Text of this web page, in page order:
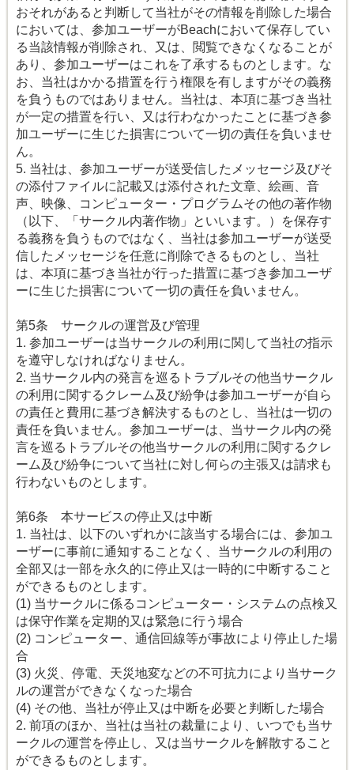
おそれがあると判断して当社がその情報を削除した場合
においては、参加ユーザーがBeachにおいて保存してい
る当該情報が削除され、又は、閲覧できなくなることが
あり、参加ユーザーはこれを了承するものとします。な
お、当社はかかる措置を行う権限を有しますがその義務
を負うものではありません。当社は、本項に基づき当社
が一定の措置を行い、又は行わなかったことに基づき参
加ユーザーに生じた損害について一切の責任を負いませ
ん。
5. 当社は、参加ユーザーが送受信したメッセージ及びそ
の添付ファイルに記載又は添付された文章、絵画、音
声、映像、コンピューター・プログラムその他の著作物
（以下、「サークル内著作物」といいます。）を保存す
る義務を負うものではなく、当社は参加ユーザーが送受
信したメッセージを任意に削除できるものとし、当社
は、本項に基づき当社が行った措置に基づき参加ユーザ
ーに生じた損害について一切の責任を負いません。
第5条 サークルの運営及び管理
1. 参加ユーザーは当サークルの利用に関して当社の指示
を遵守しなければなりません。
2. 当サークル内の発言を巡るトラブルその他当サークル
の利用に関するクレーム及び紛争は参加ユーザーが自ら
の責任と費用に基づき解決するものとし、当社は一切の
責任を負いません。参加ユーザーは、当サークル内の発
言を巡るトラブルその他当サークルの利用に関するクレ
ーム及び紛争について当社に対し何らの主張又は請求も
行わないものとします。
第6条 本サービスの停止又は中断
1. 当社は、以下のいずれかに該当する場合には、参加ユ
ーザーに事前に通知することなく、当サークルの利用の
全部又は一部を永久的に停止又は一時的に中断すること
ができるものとします。
(1) 当サークルに係るコンピューター・システムの点検又
は保守作業を定期的又は緊急に行う場合
(2) コンピューター、通信回線等が事故により停止した場
合
(3) 火災、停電、天災地変などの不可抗力により当サーク
ルの運営ができなくなった場合
(4) その他、当社が停止又は中断を必要と判断した場合
2. 前項のほか、当社は当社の裁量により、いつでも当サ
ークルの運営を停止し、又は当サークルを解散すること
ができるものとします。